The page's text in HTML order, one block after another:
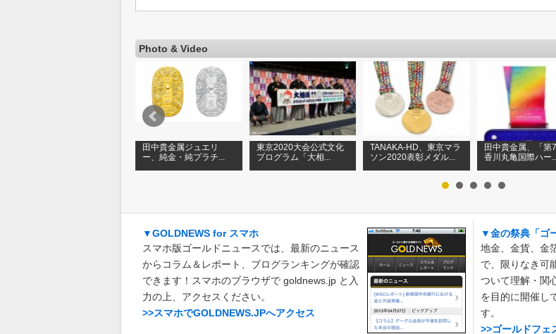
Photo & Video
田中貴金属ジュエリ
ー、純金・純プラチ...
東京2020大会公式文化
プログラム「大相...
TANAKA-HD、東京マラ
ソン2020表彰メダル...
田中貴金属、「第
香川丸亀国際ハー
▼GOLDNEWS for スマホ
スマホ版ゴールドニュースでは、最新のニュース
からコラム＆レポート、ブログランキングが確認
できます！スマホのブラウザで goldnews.jp と入
力の上、アクセスください。
>>スマホでGOLDNEWS.JPへアクセス
▼金の祭典「ゴ
地金、金貨、金
で、限りなき可
ついて理解・関
を目的に開催し
す。
>>ゴールドフェ